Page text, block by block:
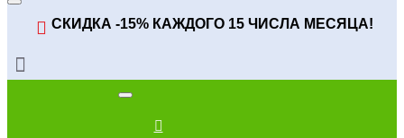
СКИДКА -15% КАЖДОГО 15 ЧИСЛА МЕСЯЦА!